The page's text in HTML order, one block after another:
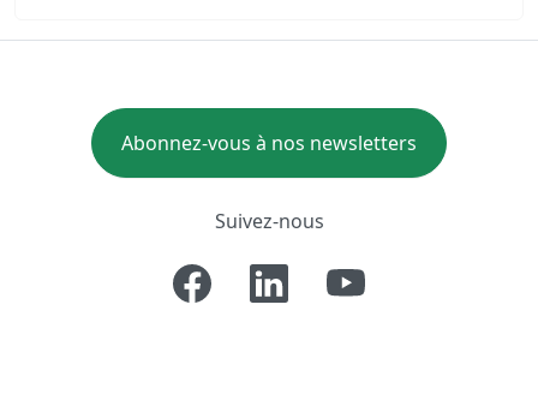
Abonnez-vous à nos newsletters
Suivez-nous